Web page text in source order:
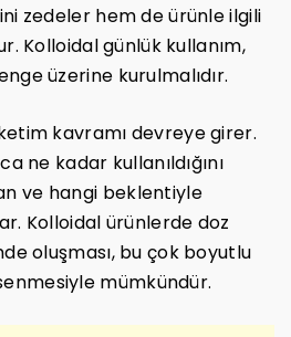
zedeler hem de ürünle ilgili
Kolloidal günlük kullanım,
üzerine kurulmalıdır.
kavramı devreye girer.
ne kadar kullanıldığını
ve hangi beklentiyle
Kolloidal ürünlerde doz
oluşması, bu çok boyutlu
mümkündür.